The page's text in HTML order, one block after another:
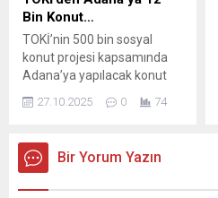
güvenliğine ilişkin mevcut
analiz edilerek atılması
gereken stratejik adımlar
istişare edildi. Toplantıda
konuşan Vali Mustafa
Bin Konut…
TOKİ’nin 500 bin sosyal
konut projesi kapsamında
Adana’ya yapılacak konut
sayısı belli oldu. Proje
kapsamında kente 12 bin
Yeni konutların Sarıçam,
Yüreğir, Seyhan ve
27.10.2025 0 74
Bir Yorum Yazın